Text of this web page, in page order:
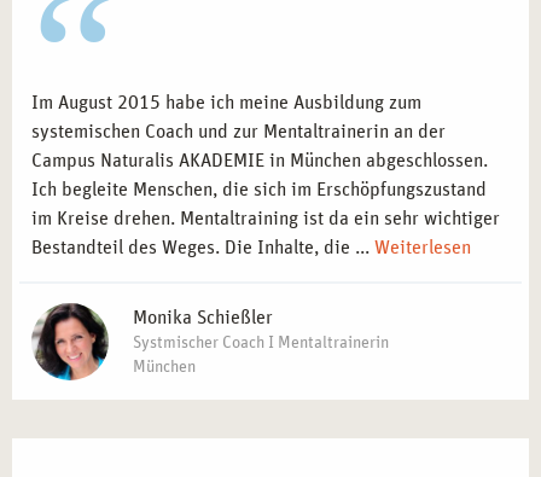
Im August 2015 habe ich meine Ausbildung zum
systemischen Coach und zur Mentaltrainerin an der
Campus Naturalis AKADEMIE in München abgeschlossen.
Ich begleite Menschen, die sich im Erschöpfungszustand
im Kreise drehen. Mentaltraining ist da ein sehr wichtiger
Bestandteil des Weges. Die Inhalte, die ... Weiterlesen
Monika Schießler
Systmischer Coach I Mentaltrainerin
München